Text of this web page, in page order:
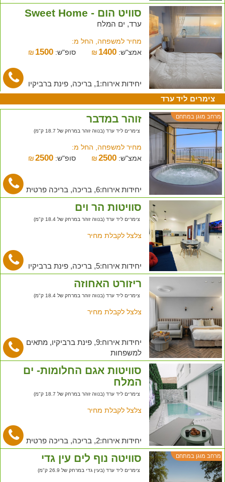
סוויט הום - Sweet Home
ערד, ים המלח
מחיר למשפחה, החל מ:
אמצ"ש:
₪ 1400 סופ"ש: ₪ 1500
יחידות אירוח:1, בריכה, פינת ברביקיו
צימרים ליד ערד
מרחב מוגן במתחם זוהר במדבר
צימרים ליד ערד (בנווה זוהר במרחק של 18.7 ק"מ)
מחיר למשפחה, החל מ:
אמצ"ש:
₪2500 סופ"ש: ₪ 2500
יחידות אירוח:6, בריכה, בריכה פרטית
סוויטות הר וים
צימרים ליד ערד (בנווה זוהר במרחק של 18.4 ק"מ)
צלצל לקבלת מחיר
יחידות אירוח:5, בריכה, פינת ברביקיו
ריזורט האחוזה
צימרים ליד ערד (בנווה זוהר במרחק של 18.4 ק"מ)
צלצל לקבלת מחיר
יחידות אירוח:9, פינת ברביקיו, מתאים
למשפחות
סוויטות אגם החלומות- ים
המלח
צימרים ליד ערד (בנווה זוהר במרחק של 18.7 ק"מ)
צלצל לקבלת מחיר
יחידות אירוח:2, בריכה, בריכה פרטית
מרחב מוגן במתחם סוויטה נוף לים עין גדי
צימרים ליד ערד (בעין גדי במרחק של 26.9 ק"מ)